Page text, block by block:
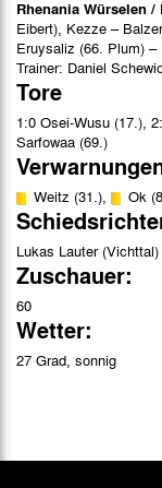
Rhenania Würselen /
Eibert), Kezze –
Eruysaliz (66. Plum)
Trainer: Daniel
Tore
1:0 Osei-Wusu (17.),
Sarfowaa (69.)
Weitz (31.), Ok
Lukas Lauter (Vichttal)
Zuschauer:
60
Wetter:
27 Grad, sonnig